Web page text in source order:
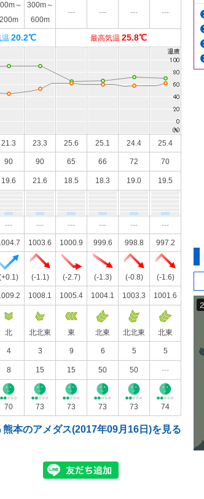
～
200m
300m～
600m
--- --- --- ---
温 20.2℃ 最高気温 25.8℃
21.3 23.3 25.6 25.1 24.4 25.4
90 90 65 66 72 70
19.6 21.6 18.5 18.3 19.0 19.5
--- --- --- --- --- ---
1003.6 1000.9 999.6 998.8 997.2
(-1.1) (-2.7) (-1.3) (-0.8) (-1.6)
1008.1 1005.4 1004.1 1003.3 1001.6
北 北北東 東 北東 北北東 北東
4 3 9 6 5 5
8 15 15 50 50 ---
70 73 73 73 73 74
熊本のアメダス(2017年09月16日)を見る